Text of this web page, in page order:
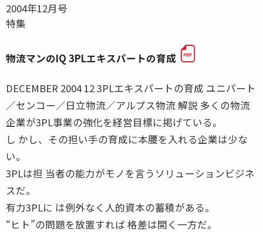
2004年12月号
特集
物流マンのIQ 3PLエキスパートの育成
DECEMBER 2004 12 3PLエキスパートの育成 ユニパート
／センコー／日立物流／アルプス物流 解説 多くの物流
企業が3PL事業の強化を経営目標に掲げている。
し かし、その担い手の育成に本腰を入れる企業は少な
い。
3PLは担 当者の能力がモノを言うソリューションビジネ
スだ。
有力3PLに は例外なく人的資本の蓄積がある。
“ヒト”の問題を放置すれば 格差は開く一方だ。